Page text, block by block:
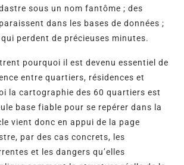
sous un nom fantôme ; des
dans les bases de données ;
perdent de précieuses minutes.
pourquoi il est devenu essentiel de
entre quartiers, résidences et
la cartographie des 60 quartiers est
base fiable pour se repérer dans la
vient donc en appui de la page
par des cas concrets, les
et les dangers qu’elles